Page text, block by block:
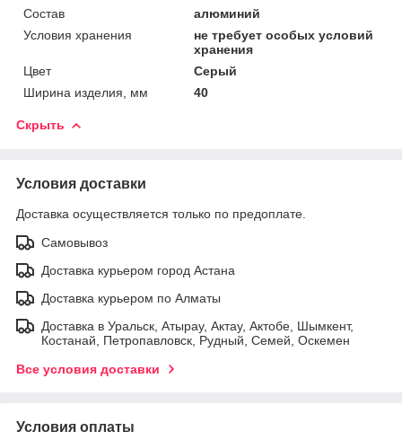
Состав
алюминий
Условия хранения
не требует особых условий
хранения
Цвет
Серый
Ширина изделия, мм
40
Скрыть
Условия доставки
Доставка осуществляется только по предоплате.
Самовывоз
Доставка курьером город Астана
Доставка курьером по Алматы
Доставка в Уральск, Атырау, Актау, Актобе, Шымкент,
Костанай, Петропавловск, Рудный, Семей, Оскемен
Все условия доставки
Условия оплаты